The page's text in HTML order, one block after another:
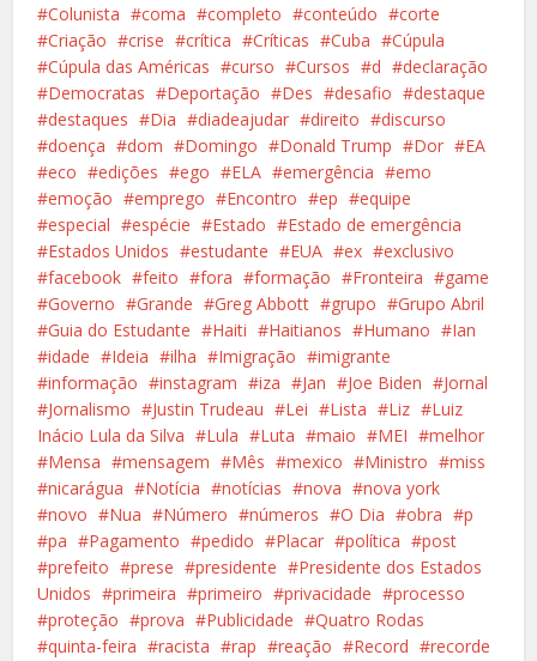
Colunista
coma completo conteúdo
corte
Criação
crise crítica Críticas Cuba
Cúpula
Cúpula das Américas
curso Cursos d
declaração
Democratas
Deportação Des desafio
destaque
destaques
Dia diadeajudar direito
discurso
doença
dom Domingo Donald Trump Dor
EA
eco
edições ego ELA emergência
emo
emoção
emprego Encontro ep
equipe
especial
espécie Estado
Estado de emergência
Estados Unidos
estudante EUA ex
exclusivo
facebook
feito fora formação Fronteira
game
Governo
Grande Greg Abbott grupo
Grupo Abril
Guia do Estudante
Haiti Haitianos Humano
Ian
idade
Ideia ilha Imigração
imigrante
informação
instagram iza Jan Joe Biden
Jornal
Jornalismo
Justin Trudeau Lei Lista Liz
Luiz
Inácio Lula da Silva
Lula Luta maio MEI
melhor
Mensa
mensagem Mês mexico Ministro
miss
nicarágua
Notícia notícias nova
nova york
novo
Nua Número números O Dia obra
p
pa
Pagamento pedido Placar política
post
prefeito
prese presidente
Presidente dos Estados
Unidos
primeira primeiro privacidade
processo
proteção
prova Publicidade
Quatro Rodas
quinta-feira
racista rap reação Record
recorde